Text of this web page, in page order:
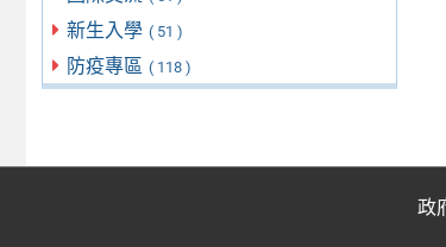
新生入學 ( 51 )
防疫專區 ( 118 )
政